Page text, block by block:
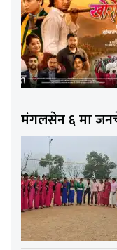
मंगलसेन ६ मा